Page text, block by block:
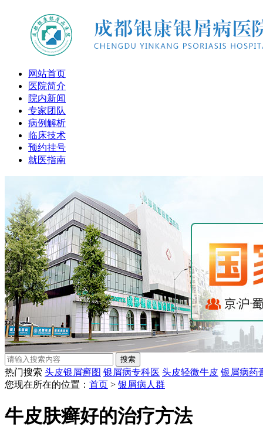
网站首页
医院简介
院内新闻
专家团队
病例解析
临床技术
预约挂号
就医指南
热门搜索 头皮银屑癣图 银屑病专科医 头皮轻微牛皮 银屑病药
您现在所在的位置： 首页 > 银屑病人群
牛皮肤癣好的治疗方法